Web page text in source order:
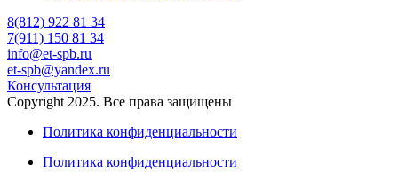
8(812) 922 81 34
7(911) 150 81 34
info@et-spb.ru
et-spb@yandex.ru
Консультация
Copyright 2025. Все права защищены
Политика конфиденциальности
Политика конфиденциальности